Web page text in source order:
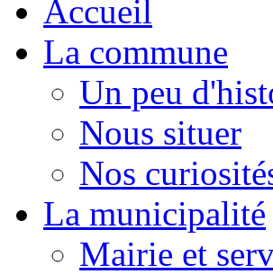
Accueil
La commune
Un peu
Nous situer
Nos
La municipalité
Mairie et